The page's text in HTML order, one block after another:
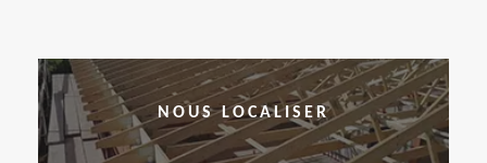
NOUS LOCALISER